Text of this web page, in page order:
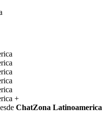
+
ChatZona Latinoamerica